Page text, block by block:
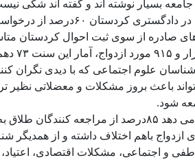
بسیار نوشته اند و گفته اند شکی
صادره از سوی ثبت احوال کردستان
علوم اجتماعی که با دیدی نگران
باعث بروز مشکلات و معضلاتی نظیر
شود.
او می افزاید: آمار نشان می دهد
ازدواج باهم اختلاف داشته و از
و اجتماعی، مشکلات اقتصادی،